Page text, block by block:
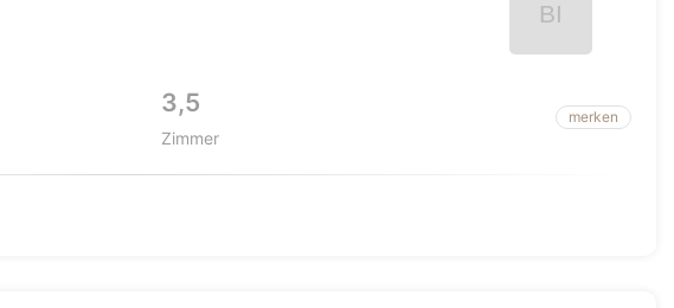
3,5
Zimmer
merken